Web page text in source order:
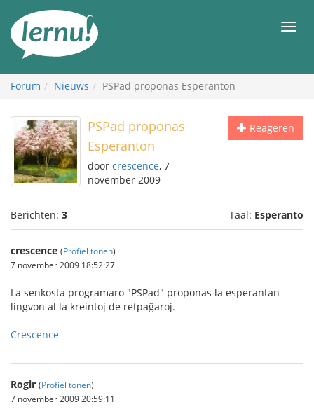
inhoud
Forum Nieuws PSPad proponas Esperanton
Reageren
PSPad proponas
Esperanton
door crescence, 7
november 2009
Berichten: 3 Taal: Esperanto
crescence (Profiel tonen)
7 november 2009 18:52:27
La senkosta programaro "PSPad" proponas la esperantan
lingvon al la kreintoj de retpaĝaroj.
Crescence
Rogir (Profiel tonen)
7 november 2009 20:59:11